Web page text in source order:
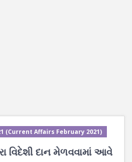
(Current Affairs February 2021)
વિદેશી દાન મેળવવામાં આવે